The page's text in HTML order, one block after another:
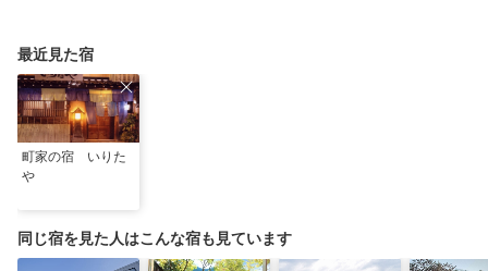
最近見た宿
町家の宿 いりた
や
同じ宿を見た人はこんな宿も見ています